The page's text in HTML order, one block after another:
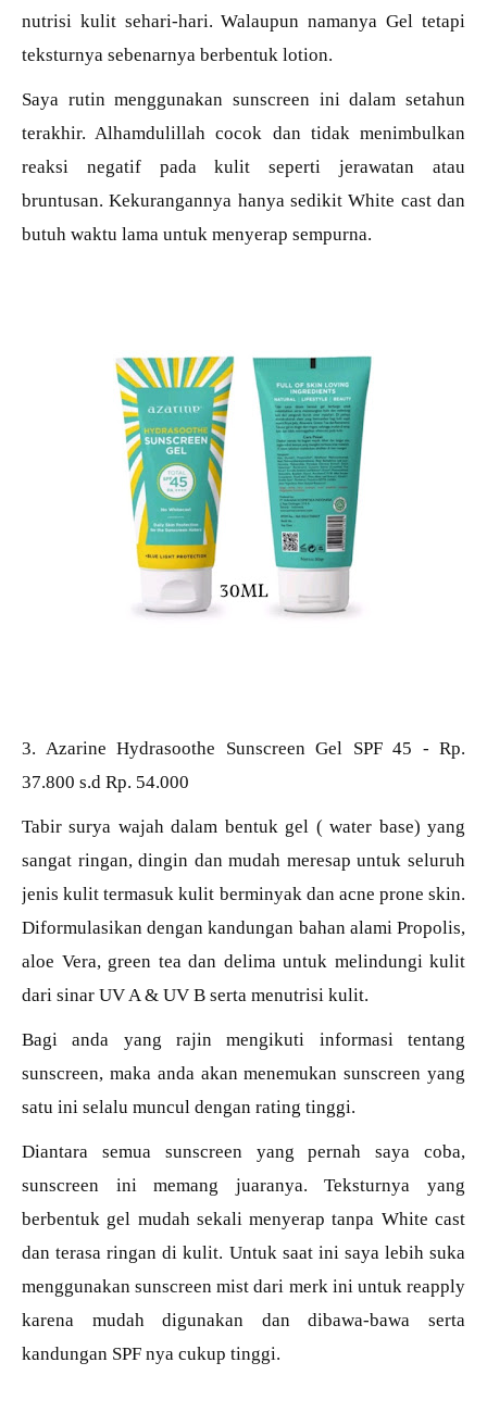
nutrisi kulit sehari-hari. Walaupun namanya Gel tetapi
teksturnya sebenarnya berbentuk lotion.
Saya rutin menggunakan sunscreen ini dalam setahun
terakhir. Alhamdulillah cocok dan tidak menimbulkan
reaksi negatif pada kulit seperti jerawatan atau
bruntusan. Kekurangannya hanya sedikit White cast dan
butuh waktu lama untuk menyerap sempurna.
3. Azarine Hydrasoothe Sunscreen Gel SPF 45 - Rp.
37.800 s.d Rp. 54.000
Tabir surya wajah dalam bentuk gel ( water base) yang
sangat ringan, dingin dan mudah meresap untuk seluruh
jenis kulit termasuk kulit berminyak dan acne prone skin.
Diformulasikan dengan kandungan bahan alami Propolis,
aloe Vera, green tea dan delima untuk melindungi kulit
dari sinar UV A & UV B serta menutrisi kulit.
Bagi anda yang rajin mengikuti informasi tentang
sunscreen, maka anda akan menemukan sunscreen yang
satu ini selalu muncul dengan rating tinggi.
Diantara semua sunscreen yang pernah saya coba,
sunscreen ini memang juaranya. Teksturnya yang
berbentuk gel mudah sekali menyerap tanpa White cast
dan terasa ringan di kulit. Untuk saat ini saya lebih suka
menggunakan sunscreen mist dari merk ini untuk reapply
karena mudah digunakan dan dibawa-bawa serta
kandungan SPF nya cukup tinggi.